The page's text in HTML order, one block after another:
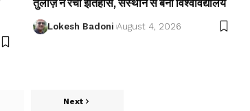
तुलाज़ ने रचा इतिहास, संस्थान से बना विश्वविद्यालय
Lokesh Badoni August 4, 2026
Next